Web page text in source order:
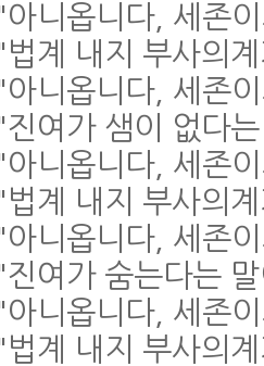
아니옵니다, 세존
법계 내지 부사의
아니옵니다, 세존
진여가 샘이 없다
아니옵니다, 세존
법계 내지 부사의
아니옵니다, 세존
진여가 숨는다는
아니옵니다, 세존
법계 내지 부사의